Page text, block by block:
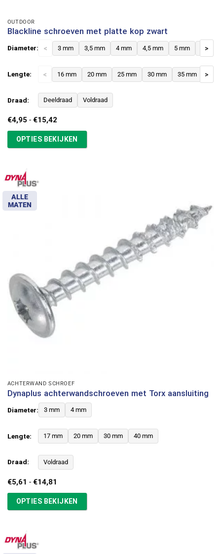
OUTDOOR
Blackline schroeven met platte kop zwart
Diameter: < 3 mm 3,5 mm 4 mm 4,5 mm 5 mm 6 mm
>
Lengte: < 16 mm 20 mm 25 mm 30 mm 35 mm 40
>
Draad: Deeldraad Voldraad
€4,95 - €15,42Prijsklasse:
tot
€15,42
OPTIES BEKIJKEN
ALLE
MATEN
ACHTERWAND SCHROEF
Dynaplus achterwandschroeven met Torx aansluiting
Diameter: 3 mm 4 mm
Lengte: 17 mm 20 mm 30 mm 40 mm
Draad: Voldraad
€5,61 - €14,81
tot
€14,81
OPTIES BEKIJKEN